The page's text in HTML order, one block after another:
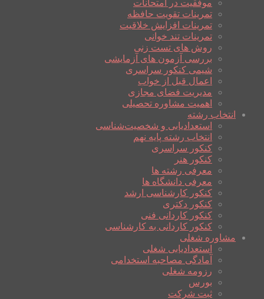
موفقیت در امتحانات
تمرینات تقویت حافظه
تمرینات افزایش خلاقیت
تمرینات تند خوانی
روش های تست زنی
بررسی آزمون های آزمایشی
شیمی کنکور سراسری
اعمال قبل از خواب
مدیریت فضای مجازی
اهمیت مشاوره تحصیلی
انتخاب رشته
استعدادیابی و شخصیت‌شناسی
انتخاب رشته پایه نهم
کنکور سراسری
کنکور هنر
معرفی رشته ها
معرفی دانشگاه ها
کنکور کارشناسی ارشد
کنکور دکتری
کنکور کاردانی فنی
کنکور کاردانی به کارشناسی
مشاوره شغلی
استعدادیابی شغلی
آمادگی مصاحبه استخدامی
رزومه شغلی
بورس
ثبت شرکت